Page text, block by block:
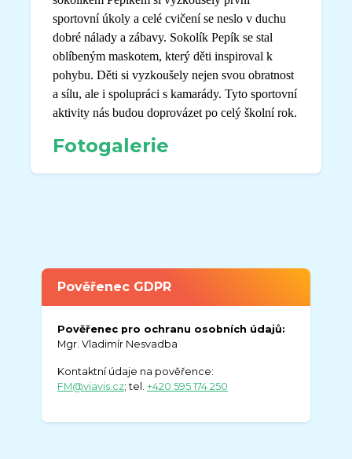
sportovní úkoly a celé cvičení se neslo v duchu
dobré nálady a zábavy. Sokolík Pepík se stal
oblíbeným maskotem, který děti inspiroval k
pohybu. Děti si vyzkoušely nejen svou obratnost
a sílu, ale i spolupráci s kamarády. Tyto sportovní
aktivity nás budou doprovázet po celý školní rok.
Fotogalerie
Pověřenec GDPR
Pověřenec pro ochranu osobních údajů:
Mgr. Vladimír Nesvadba
Kontaktní údaje na pověřence:
FM@viavis.cz; tel.+420 595 174 250